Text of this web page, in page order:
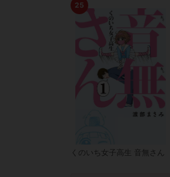
25
くのいち女子高生 音無さん